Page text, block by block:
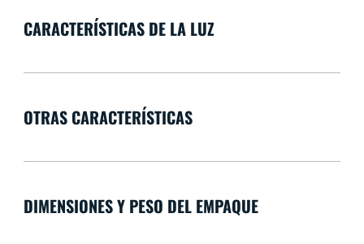
CARACTERÍSTICAS DE LA LUZ
OTRAS CARACTERÍSTICAS
DIMENSIONES Y PESO DEL EMPAQUE